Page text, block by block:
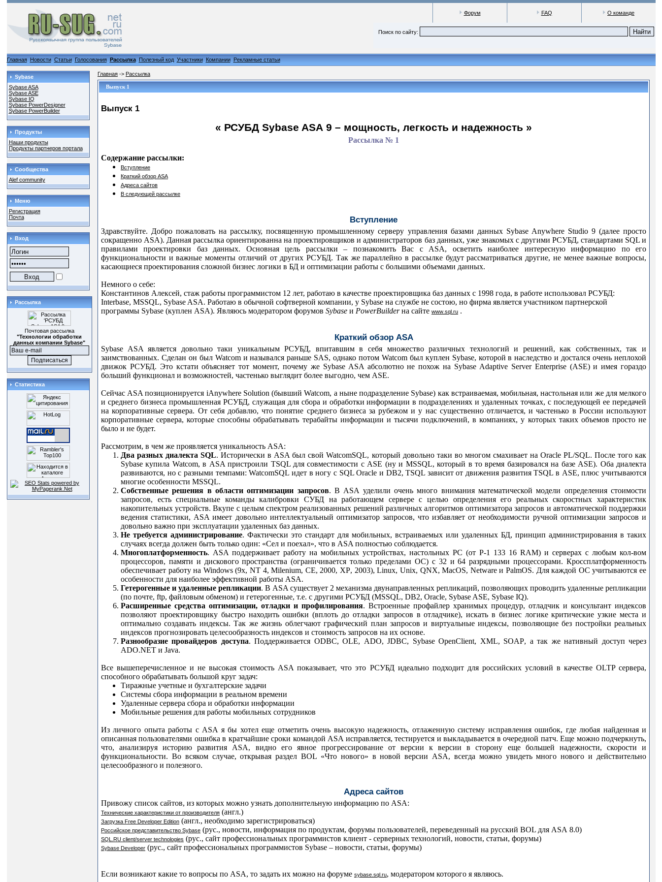
Форум FAQ О команде
Поиск по сайту:
Главная Новости Статьи Голосования Рассылка Полезный код Участники Компании Рекламные статьи
Sybase
Sybase ASA
Sybase ASE
Sybase IQ
Sybase PowerDesigner
Sybase PowerBuilder
Продукты
Наши продукты
Продукты партнеров портала
Сообщества
Alef community
Меню
Регистрация
Почта
Вход
Рассылка
Почтовая рассылка
"Технологии обработки
данных компании Sybase"
Статистика
Главная -> Рассылка
Выпуск 1
Выпуск 1
« РСУБД Sybase ASA 9 – мощность, легкость и надежность »
Рассылка № 1
Содержание рассылки:
Вступление
Краткий обзор ASA
Адреса сайтов
В следующей рассылке
Вступление
Здравствуйте. Добро пожаловать на рассылку, посвященную промышленному серверу управления базами данных Sybase Anywhere Studio 9 (далее просто
сокращенно ASA). Данная рассылка ориентированна на проектировщиков и администраторов баз данных, уже знакомых с другими РСУБД, стандартами SQL и
правилами проектировки баз данных. Основная цель рассылки – познакомить Вас с ASA, осветить наиболее интересную информацию по его
функциональности и важные моменты отличий от других РСУБД. Так же параллейно в рассылке будут рассматриваться другие, не менее важные вопросы,
касающиеся проектирования сложной бизнес логики в БД и оптимизации работы с большими объемами данных.
Немного о себе:
Константинов Алексей, стаж работы программистом 12 лет, работаю в качестве проектировщика баз данных с 1998 года, в работе использовал РСУБД:
Interbase, MSSQL, Sybase ASA. Работаю в обычной софтверной компании, у Sybase на службе не состою, но фирма является участником партнерской
программы Sybase (куплен ASA). Являюсь модератором форумов Sybase и PowerBuilder на сайте www sql ru .
Краткий обзор ASA
Sybase ASA является довольно таки уникальным РСУБД, впитавшим в себя множество различных технологий и решений, как собственных, так и
заимствованных. Сделан он был Watcom и назывался раньше SAS, однако потом Watcom был куплен Sybase, которой в наследство и достался очень неплохой
движок РСУБД. Это кстати объясняет тот момент, почему же Sybase ASA абсолютно не похож на Sybase Adaptive Server Enterprise (ASE) и имея гораздо
больший функционал и возможностей, частенько выглядит более выгодно, чем ASE.
Сейчас ASA позиционируется iAnywhere Solution (бывшийWatcom, а ныне подразделение Sybase) как встраиваемая, мобильная, настольная или же для мелкого
и среднего бизнеса промышленная РСУБД, служащая для сбора и обработки информации в подразделениях и удаленных точках, с последующей ее передачей
на корпоративные сервера. От себя добавлю, что понятие среднего бизнеса за рубежом и у нас существенно отличается, и частенько в России используют
корпоративные сервера, которые способны обрабатывать терабайты информации и тысячи подключений, в компаниях, у которых таких объемов просто не
было и не будет.
Рассмотрим, в чем же проявляется уникальность ASA:
Два разных диалектаSQL. Исторически в ASA был свойWatcomSQL, который довольно таки во многом смахивает на Oracle PL/SQL. После того как
Sybase купила Watcom, в ASA пристроили TSQL для совместимости с ASE (ну и MSSQL, который в то время базировался на базе ASE). Оба диалекта
развиваются, но с разными темпами:WatcomSQL идет в ногу с SQL Oracle и DB2,TSQL зависит от движения развитияTSQL в ASE, плюс учитываются
многие особенности MSSQL.
Собственные решения в области оптимизации запросов. В ASA уделили очень много внимания математической модели определения стоимости
запросов, есть специальные команды калибровки СУБД на работающем сервере с целью определения его реальных скоростных характеристик
накопительных устройств. Вкупе с целым спектром реализованных решений различных алгоритмов оптимизатора запросов и автоматической поддержки
ведения статистики, ASA имеет довольно интеллектуальный оптимизатор запросов, что избавляет от необходимости ручной оптимизации запросов и
довольно важно при эксплуатации удаленных баз данных.
Не требуется администрирование. Фактически это стандарт для мобильных, встраиваемых или удаленных БД, принцип администрирования в таких
случаях всегда должен быть только один: «Сел и поехал», что в ASA полностью соблюдается.
Многоплатформенность. ASA поддерживает работу на мобильных устройствах, настольных PC (от P-1 133 16 RAM) и серверах с любым кол-вом
процессоров, памяти и дискового пространства (ограничивается только пределами ОС) с 32 и 64 разрядными процессорами. Кроссплатформенность
обеспечивает работу на Windows(9x,NT 4,Milenium, CE, 2000, XP, 2003),Linux, Unix, QNX,MacOS, Netware и PalmOS. Для каждой ОС учитываются ее
особенности для наиболее эффективной работы ASA.
Гетерогенные и удаленные репликации. В ASA существует 2 механизма двунаправленных репликаций, позволяющих проводить удаленные репликации
(по почте, ftp, файловым обменом) и гетерогенные, т.е. с другими РСУБД (MSSQL, DB2, Oracle, Sybase ASE, Sybase IQ).
Расширенные средства оптимизации, отладки и профилирования. Встроенные профайлер хранимых процедур, отладчик и консультант индексов
позволяют проектировщику быстро находить ошибки (вплоть до отладки запросов в отладчике), искать в бизнес логике критические узкие места и
оптимально создавать индексы. Так же жизнь облегчают графический план запросов и виртуальные индексы, позволяющие без постройки реальных
индексов прогнозировать целесообразность индексов и стоимость запросов на их основе.
Разнообразие провайдеров доступа. Поддерживается ODBC,OLE, ADO,JDBC, Sybase OpenClient, XML, SOAP, а так же нативный доступ через
ADO.NET и Java.
Все вышеперечисленное и не высокая стоимость ASA показывает, что это РСУБД идеально подходит для российских условий в качестве OLTP сервера,
способного обрабатывать большой круг задач:
Тиражные учетные и бухгалтерские задачи
Системы сбора информации в реальном времени
Удаленные сервера сбора и обработки информации
Мобильные решения для работы мобильных сотрудников
Из личного опыта работы с ASA я бы хотел еще отметить очень высокую надежность, отлаженную систему исправления ошибок, где любая найденная и
описанная пользователями ошибка в кратчайшие сроки командой ASA исправляется, тестируется и выкладывается в очередной патч. Еще можно подчеркнуть,
что, анализируя историю развития ASA, видно его явное прогрессирование от версии к версии в сторону еще большей надежности, скорости и
функциональности. Во всяком случае, открывая разделBOL «Что нового» в новой версии ASA, всегда можно увидеть много нового и действительно
целесообразного и полезного.
Адреса сайтов
Привожу список сайтов, из которых можно узнать дополнительную информацию по ASA:
Технические характеристики от производителя (англ.)
Загрузка Free Developer Edition (англ., необходимо зарегистрироваться)
Российское представительство Sybase (рус., новости, информация по продуктам, форумы пользователей, переведенный на русский BOL для ASA 8.0)
SQL RU client/server technologies (рус., сайт профессиональных программистов клиент - серверных технологий, новости, статьи, форумы)
Sybase Developer (рус., сайт профессиональных программистов Sybase – новости, статьи, форумы)
Если возникают какие то вопросы по ASA, то задать их можно на форуме sybase sql ru, модератором которого я являюсь.